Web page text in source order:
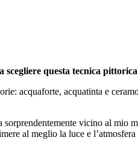
scegliere questa tecnica
acquaforte, acquatinta e
vicino al mio
al meglio la luce e